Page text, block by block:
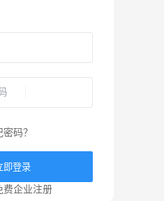
密码？
即登录
费企业注册